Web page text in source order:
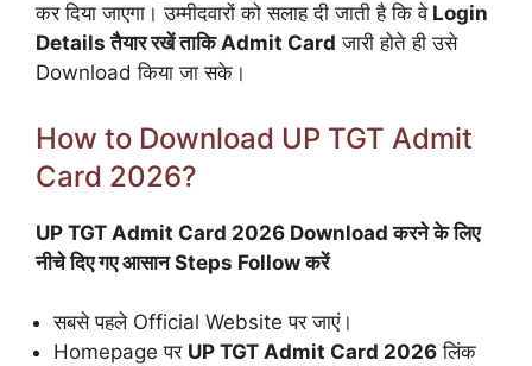
कर दिया जाएगा। उम्मीदवारों को सलाह दी जाती है कि वेLogin
Details तैयार रखें ताकि Admit Card जारी होते ही उसे
Download किया जा सके।
How to Download UP TGT Admit
Card 2026?
UP TGT Admit Card 2026 Download करने के लिए
नीचे दिए गए आसान Steps Follow करें
सबसे पहले Official Website पर जाएं।
Homepage पर UP TGT Admit Card 2026 लिंक